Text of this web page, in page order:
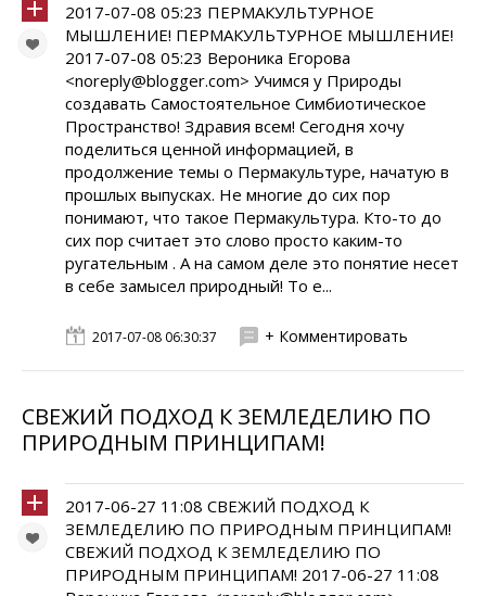
2017-07-08 05:23 ПЕРМАКУЛЬТУРНОЕ
МЫШЛЕНИЕ! ПЕРМАКУЛЬТУРНОЕ МЫШЛЕНИЕ!
2017-07-08 05:23 Вероника Егорова
<noreply@blogger.com> Учимся у Природы
создавать Самостоятельное Симбиотическое
Пространство! Здравия всем! Сегодня хочу
поделиться ценной информацией, в
продолжение темы о Пермакультуре, начатую в
прошлых выпусках. Не многие до сих пор
понимают, что такое Пермакультура. Кто-то до
сих пор считает это слово просто каким-то
ругательным . А на самом деле это понятие несет
в себе замысел природный! То е...
2017-07-08 06:30:37 + Комментировать
СВЕЖИЙ ПОДХОД К ЗЕМЛЕДЕЛИЮ ПО
ПРИРОДНЫМ ПРИНЦИПАМ!
2017-06-27 11:08 СВЕЖИЙ ПОДХОД К
ЗЕМЛЕДЕЛИЮ ПО ПРИРОДНЫМ ПРИНЦИПАМ!
СВЕЖИЙ ПОДХОД К ЗЕМЛЕДЕЛИЮ ПО
ПРИРОДНЫМ ПРИНЦИПАМ! 2017-06-27 11:08